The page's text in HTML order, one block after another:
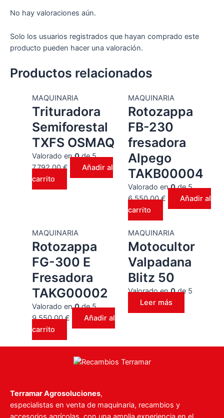
No hay valoraciones aún.
Solo los usuarios registrados que hayan comprado este
producto pueden hacer una valoración.
Productos relacionados
MAQUINARIA
Trituradora
Semiforestal
TXFS OSMAQ
Valorado en0de 5
7.792,00€
Añadir al
carrito
MAQUINARIA
Rotozappa
FB-230
fresadora
Alpego
TAKB00004
Valorado en0de 5
6.550,00€
Añadir al
carrito
MAQUINARIA
Rotozappa
FG-300 E
Fresadora
TAKG00002
Valorado en0de 5
9.550,00€
Añadir al
carrito
MAQUINARIA
Motocultor
Valpadana
Blitz 50
Valorado en0de 5
Leer más
Terramar Agrosoluciones,
especialistas en venta de maquinaria, recambios y